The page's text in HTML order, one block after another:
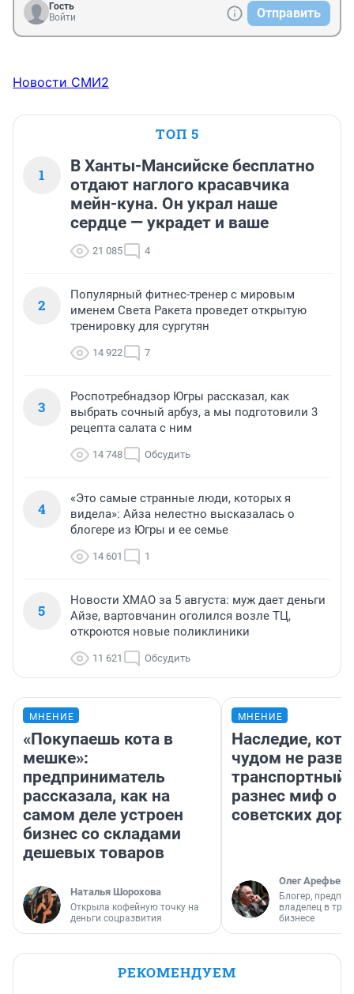
Гость
Войти
Отправить
Новости СМИ2
ТОП 5
1
В Ханты-Мансийске бесплатно
отдают наглого красавчика
мейн-куна. Он украл наше
сердце — украдет и ваше
21 085 4
2
Популярный фитнес-тренер с мировым
именем Света Ракета проведет открытую
тренировку для сургутян
14 922 7
3
Роспотребнадзор Югры рассказал, как
выбрать сочный арбуз, а мы подготовили 3
рецепта салата с ним
14 748 Обсудить
4
«Это самые странные люди, которых я
видела»: Айза нелестно высказалась о
блогере из Югры и ее семье
14 601 1
5
Новости ХМАО за 5 августа: муж дает деньги
Айзе, вартовчанин оголился возле ТЦ,
откроются новые поликлиники
11 621 Обсудить
МНЕНИЕ
«Покупаешь кота в
мешке»:
предприниматель
рассказала, как на
самом деле устроен
бизнес со складами
дешевых товаров
Наталья Шорохова
Открыла кофейную точку на
деньги соцразвития
МНЕНИЕ
Наследие,
чудом не
транспортный
разнес миф о
советских
Олег Арефьев
Блогер,
владелец в
бизнесе
РЕКОМЕНДУЕМ